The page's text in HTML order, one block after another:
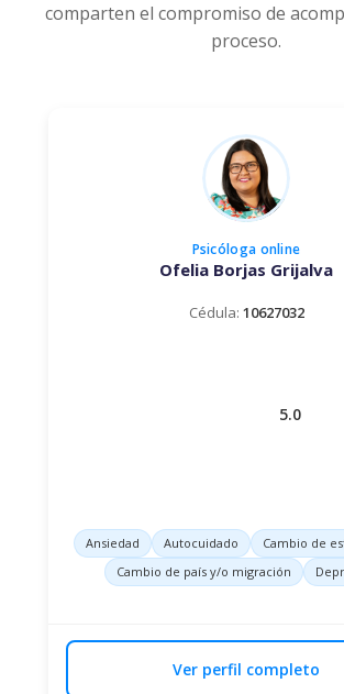
comparten el compromiso de
proceso.
Psicóloga online
Ofelia Borjas Grijalva
Cédula: 10627032
5.0
Ansiedad Autocuidado
Cambio de
Cambio de país y/o migración
Ver perfil completo